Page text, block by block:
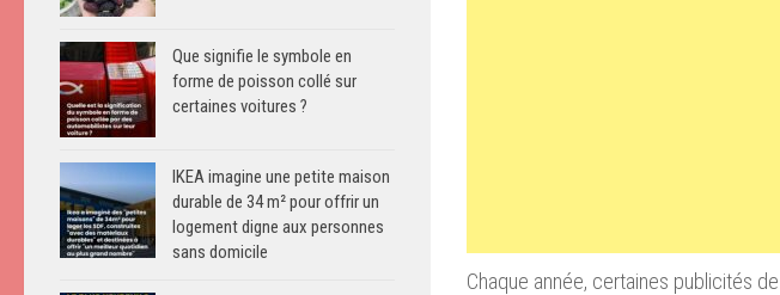
Chaque année, certaines publicités
Que signifie le symbole en
forme de poisson collé sur
certaines voitures ?
IKEA imagine une petite maison
durable de 34 m² pour offrir un
logement digne aux personnes
sans domicile